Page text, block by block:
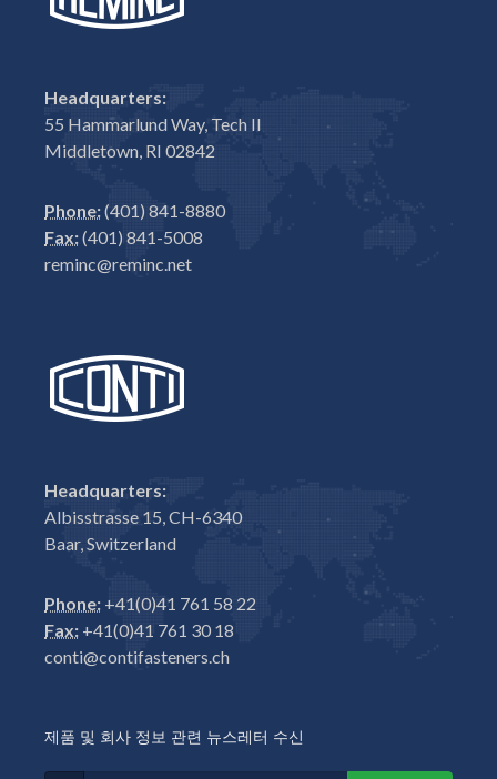
Headquarters:
55 Hammarlund Way, Tech II
Middletown, RI 02842
Phone:(401) 841-8880
Fax:(401) 841-5008
reminc@reminc.net
Headquarters:
Albisstrasse 15, CH-6340
Baar, Switzerland
Phone: +41(0)41 761 58 22
Fax: +41(0)41 761 30 18
conti@contifasteners.ch
제품 및 회사 정보 관련 뉴스레터 수신